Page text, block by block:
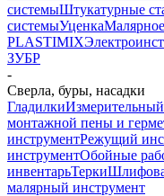
системыШтукатурные
системыУценка
PLASTIMIX
ЗУБР
-
Сверла, буры, насадки
Гладилки
монтажной пены и
инструментРежущий
инструментОбойные
инвентарьТерки
малярный инструмент